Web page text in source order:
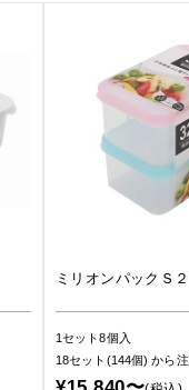
ミリオンパックＳ
1セット8個入
18セット(144個)から